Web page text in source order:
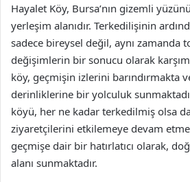
Hayalet Köy, Bursa’nın gizemli
yerleşim alanıdır. Terkedilişinin
sadece bireysel değil, aynı zamanda
değişimlerin bir sonucu olarak
köy, geçmişin izlerini barındırmakta
derinliklerine bir yolculuk
köyü, her ne kadar terkedilmiş olsa
ziyaretçilerini etkilemeye devam
geçmişe dair bir hatırlatıcı olarak,
alanı sunmaktadır.